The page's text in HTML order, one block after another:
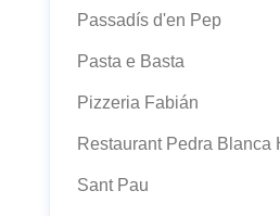
Passadís d'en Pep
Pasta e Basta
Pizzeria Fabián
Restaurant Pedra Blanca
Sant Pau